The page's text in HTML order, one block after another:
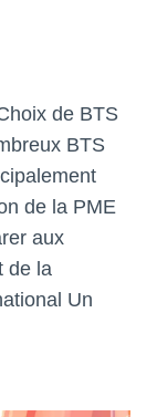
de BTS
BTS
de la PME
aux
de la
Un